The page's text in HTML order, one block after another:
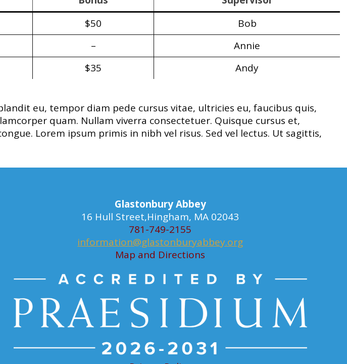
$50
Bob
–
Annie
$35 Andy
eu, tempor diam pede cursus vitae, ultricies eu, faucibus quis,
quam. Nullam viverra consectetuer. Quisque cursus et,
Lorem ipsum primis in nibh vel risus. Sed vel lectus. Ut sagittis,
Glastonbury Abbey
16 Hull Street,Hingham, MA 02043
781-749-2155
information@glastonburyabbey.org
Map and Directions